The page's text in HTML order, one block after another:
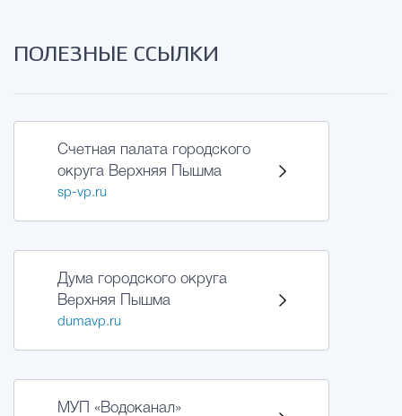
ПОЛЕЗНЫЕ ССЫЛКИ
Счетная палата городского
округа Верхняя Пышма
sp-vp.ru
Дума городского округа
Верхняя Пышма
dumavp.ru
МУП «Водоканал»